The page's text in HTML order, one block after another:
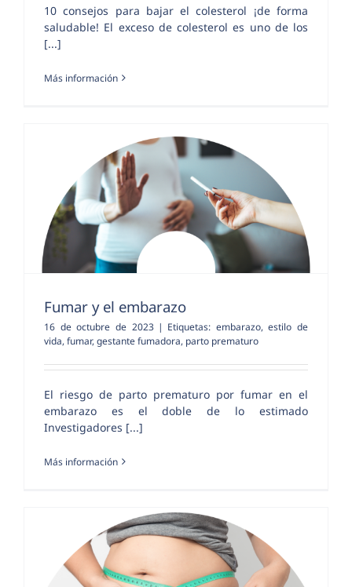
10 consejos para bajar el colesterol ¡de forma
saludable! El exceso de colesterol es uno de los
[...]
Más información
Fumar y el embarazo
16 de octubre de 2023 | Etiquetas: embarazo,estilo de
vida, fumar, gestante fumadora, parto prematuro
El riesgo de parto prematuro por fumar en el
embarazo es el doble de lo estimado
Investigadores [...]
Más información